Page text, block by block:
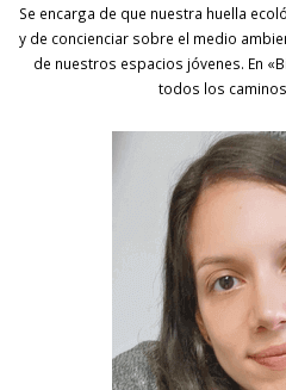
Se encarga de que nuestra huella
y de concienciar sobre el medio
de nuestros espacios jóvenes. En
todos los